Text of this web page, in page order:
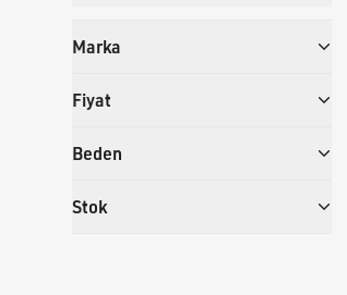
Marka
Fiyat
Beden
Stok